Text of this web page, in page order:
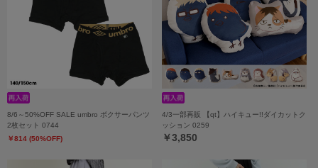
8/6～50%OFF SALE umbro ボクサーパンツ
2枚セット 0744
￥814 (50%OFF)
4/3一部再販 【qt】ハイキュー!!ダイカットク
ッション 0259
￥3,850